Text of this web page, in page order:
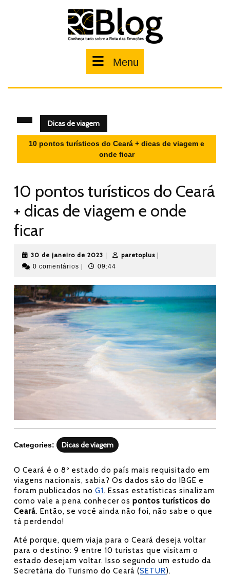
Menu
Dicas de viagem
10 pontos turísticos do Ceará + dicas de viagem e
onde ficar
10 pontos turísticos do Ceará
+ dicas de viagem e onde
ficar
30 de janeiro de 2023 30
de
2023
paretoplus paretoplus
0 comentários
09:44
Categories: Dicas de viagem
O Ceará é o 8º estado do país mais requisitado em
viagens nacionais, sabia? Os dados são do IBGE e
foram publicados no G1. Essas estatísticas sinalizam
como vale a pena conhecer os pontos turísticos do
Ceará. Então, se você ainda não foi, não sabe o que
tá perdendo!
Até porque, quem viaja para o Ceará deseja voltar
para o destino: 9 entre 10 turistas que visitam o
estado desejam voltar. Isso segundo um estudo da
Secretária do Turismo do Ceará (SETUR).